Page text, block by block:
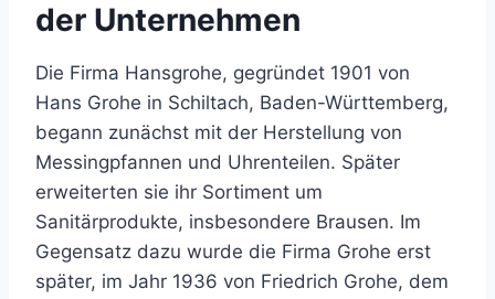
der Unternehmen
Die Firma Hansgrohe, gegründet 1901 von
Hans Grohe in Schiltach, Baden-Württemberg,
begann zunächst mit der Herstellung von
Messingpfannen und Uhrenteilen. Später
erweiterten sie ihr Sortiment um
Sanitärprodukte, insbesondere Brausen. Im
Gegensatz dazu wurde die Firma Grohe erst
später, im Jahr 1936 von Friedrich Grohe, dem